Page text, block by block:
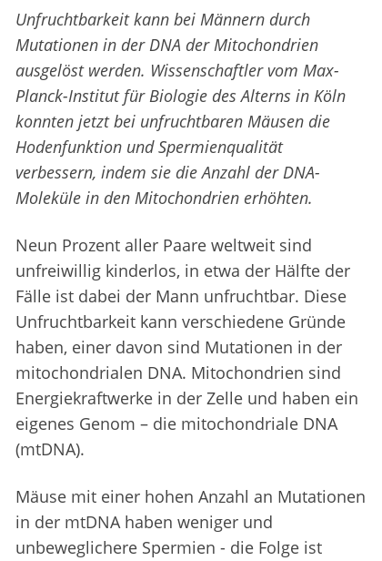
Unfruchtbarkeit kann bei Männern durch
Mutationen in der DNA der Mitochondrien
ausgelöst werden. Wissenschaftler vom Max-
Planck-Institut für Biologie des Alterns in Köln
konnten jetzt bei unfruchtbaren Mäusen die
Hodenfunktion und Spermienqualität
verbessern, indem sie die Anzahl der DNA-
Moleküle in den Mitochondrien erhöhten.
Neun Prozent aller Paare weltweit sind
unfreiwillig kinderlos, in etwa der Hälfte der
Fälle ist dabei der Mann unfruchtbar. Diese
Unfruchtbarkeit kann verschiedene Gründe
haben, einer davon sind Mutationen in der
mitochondrialen DNA. Mitochondrien sind
Energiekraftwerke in der Zelle und haben ein
eigenes Genom – die mitochondriale DNA
(mtDNA).
Mäuse mit einer hohen Anzahl an Mutationen
in der mtDNA haben weniger und
unbeweglichere Spermien - die Folge ist